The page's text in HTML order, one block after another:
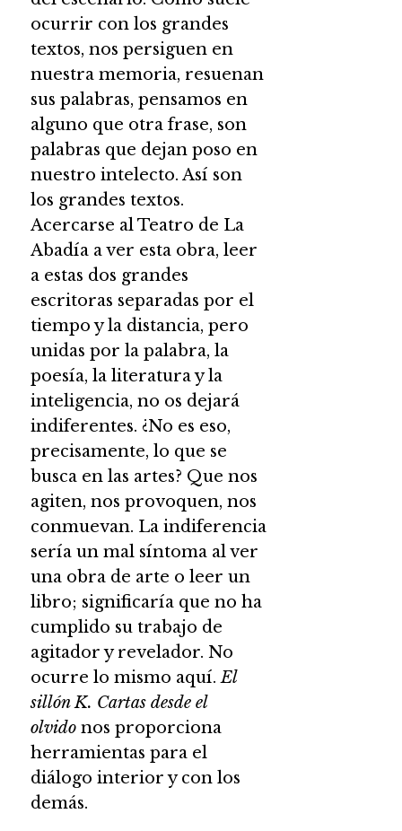
ocurrir con los grandes
textos, nos persiguen en
nuestra memoria, resuenan
sus palabras, pensamos en
alguno que otra frase, son
palabras que dejan poso en
nuestro intelecto. Así son
los grandes textos.
Acercarse al Teatro de La
Abadía a ver esta obra, leer
a estas dos grandes
escritoras separadas por el
tiempo y la distancia, pero
unidas por la palabra, la
poesía, la literatura y la
inteligencia, no os dejará
indiferentes. ¿No es eso,
precisamente, lo que se
busca en las artes? Que nos
agiten, nos provoquen, nos
conmuevan. La indiferencia
sería un mal síntoma al ver
una obra de arte o leer un
libro; significaría que no ha
cumplido su trabajo de
agitador y revelador. No
ocurre lo mismo aquí.El
sillón K. Cartas desde el
olvidonos proporciona
herramientas para el
diálogo interior y con los
demás.